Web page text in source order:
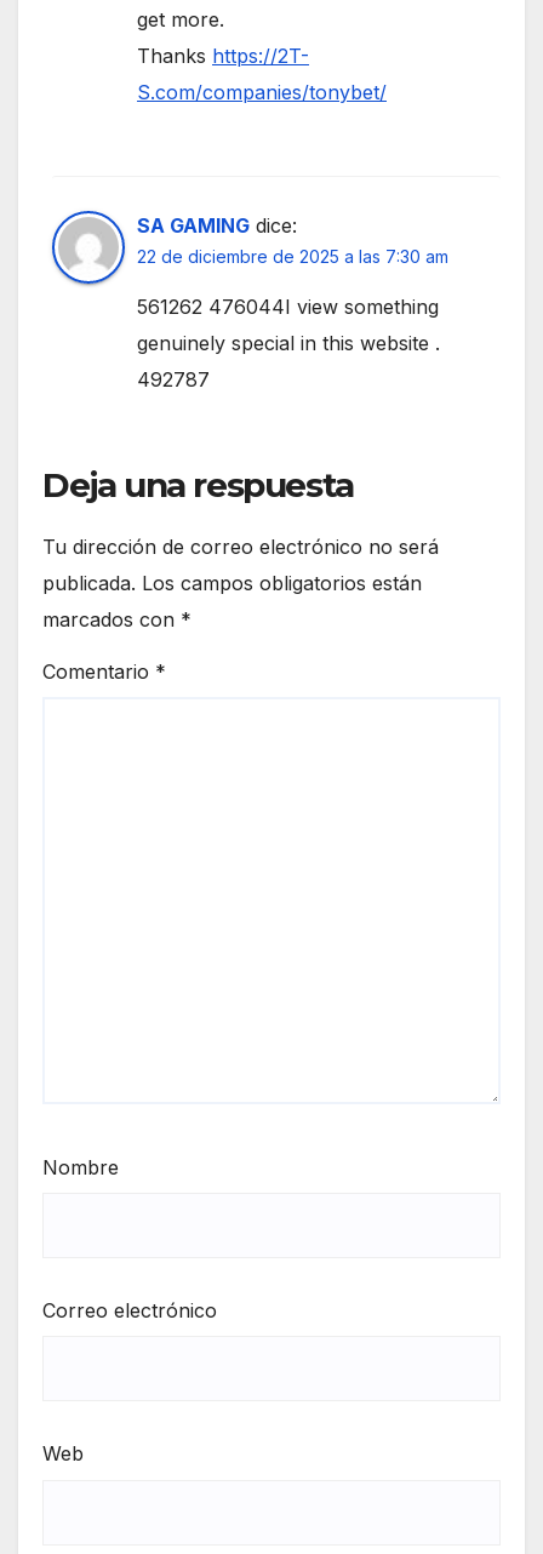
get more.
Thanks https://2T-
S.com/companies/tonybet/
SA GAMING dice:
22 de diciembre de 2025 a las 7:30 am
561262 476044I view something
genuinely special in this website .
492787
Deja una respuesta
Tu dirección de correo electrónico no será
publicada. Los campos obligatorios están
marcados con *
Comentario *
Nombre
Correo electrónico
Web